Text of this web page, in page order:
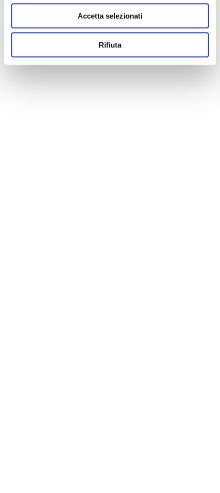
Accetta selezionati
Rifiuta